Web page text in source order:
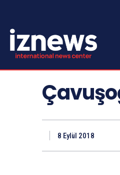
8 Eylül 2018